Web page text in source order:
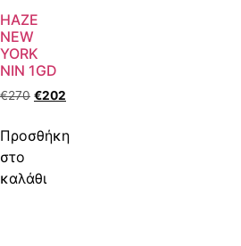
HAZE
NEW
YORK
NIN 1GD
€270 €202
Προσθήκη
στο
καλάθι